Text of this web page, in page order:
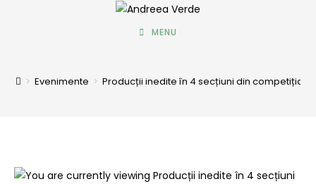
MENU
> Evenimente > Producții inedite în 4 secțiuni din competiția